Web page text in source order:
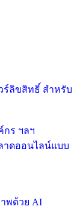
กร ฯลฯ